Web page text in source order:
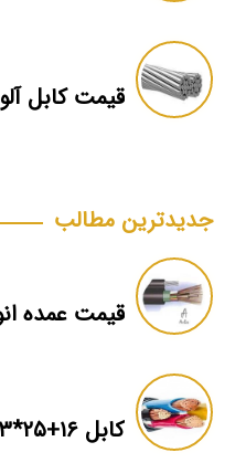
جدیدترین مطالب
کابل ۱۶+۲۵*۳ زره دار مرکز فروش